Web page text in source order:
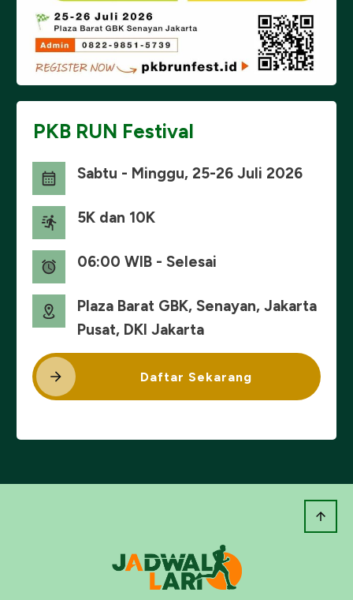
PKB RUN Festival
Sabtu - Minggu, 25-26 Juli 2026
5K dan 10K
06:00 WIB - Selesai
Plaza Barat GBK, Senayan, Jakarta
Pusat, DKI Jakarta
Daftar Sekarang